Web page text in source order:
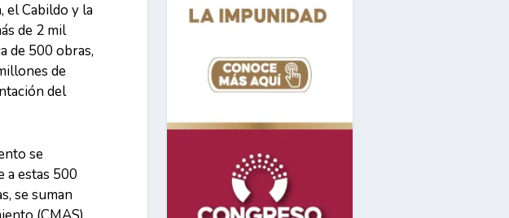
el Cabildo y la
de 2 mil
de 500 obras,
de
del
se
a estas 500
se suman